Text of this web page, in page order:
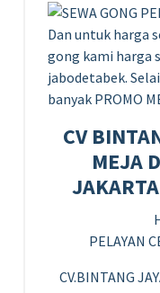
Dan untuk harga
gong kami harga
jabodetabek.
banyak PROMO
CV
MEJA
PELAYAN
CV.BINTANG